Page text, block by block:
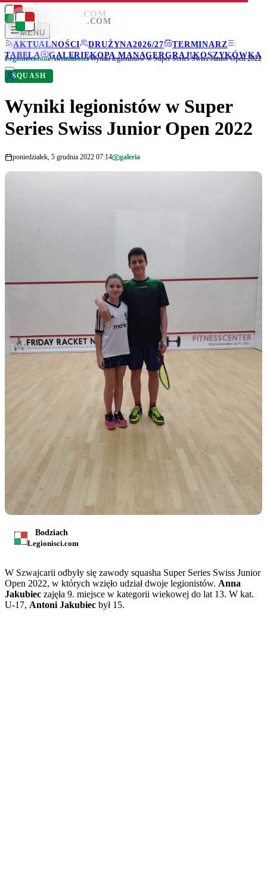
LEGIONISCI .COM
MENU
AKTUALNOŚCI
DRUŻYNA2026/27
TERMINARZ
TABELA
GALERIEKOPA MANAGERGRAJ!KOSZYKÓWKA
LEGIONISCI .COM
Legionisci.com/Aktualności/Wyniki legionistów w Super Series Swiss Junior Open 2022
SQUASH
Wyniki legionistów w Super
Series Swiss Junior Open 2022
poniedziałek, 5 grudnia 2022 07:14 galeria
Bodziach
Legionisci.com
W Szwajcarii odbyły się zawody squasha Super Series Swiss Junior
Open 2022, w których wzięło udział dwoje legionistów. Anna
Jakubiec zajęła 9. miejsce w kategorii wiekowej do lat 13. W kat.
U-17, Antoni Jakubiec był 15.